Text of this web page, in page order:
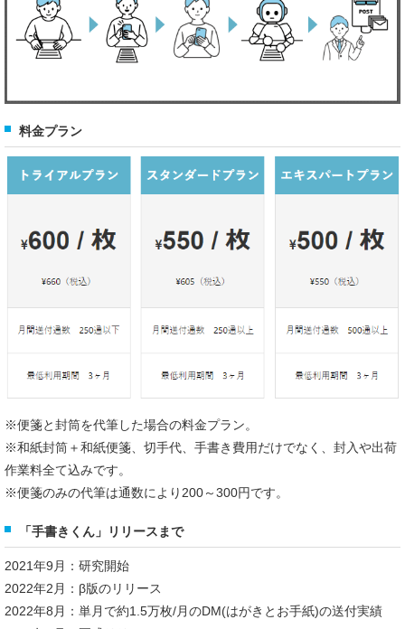
料金プラン
※便箋と封筒を代筆した場合の料金プラン。
※和紙封筒＋和紙便箋、切手代、手書き費用だけでなく、封入や出荷
作業料全て込みです。
※便箋のみの代筆は通数により200～300円です。
「手書きくん」リリースまで
2021年9月：研究開始
2022年2月：β版のリリース
2022年8月：単月で約1.5万枚/月のDM(はがきとお手紙)の送付実績